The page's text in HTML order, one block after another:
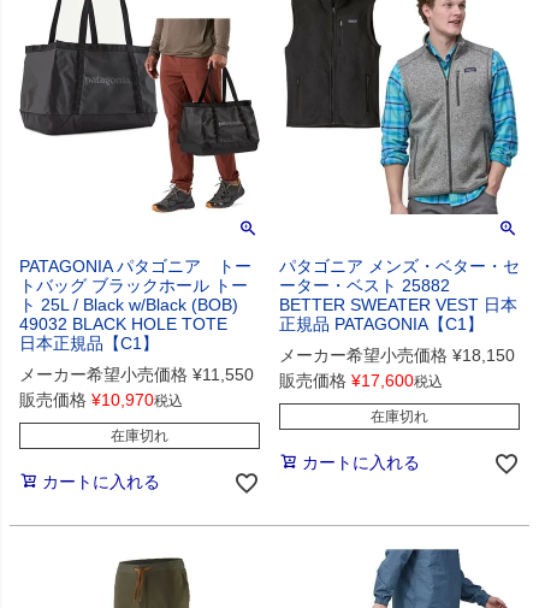
PATAGONIA パタゴニア トー
トバッグ ブラックホール トー
ト 25L / Black w/Black (BOB)
49032 BLACK HOLE TOTE
日本正規品【C1】
メーカー希望小売価格 ¥11,550
販売価格 ¥10,970税込
在庫切れ
カートに入れる
パタゴニア メンズ・ベター・セ
ーター・ベスト 25882
BETTER SWEATER VEST 日本
正規品 PATAGONIA【C1】
メーカー希望小売価格 ¥18,150
販売価格 ¥17,600税込
在庫切れ
カートに入れる